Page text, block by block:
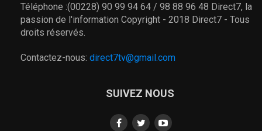
Téléphone :(00228) 90 99 94 64 / 98 88 96 48 Direct7, la
passion de l'information Copyright - 2018 Direct7 - Tous
droits réservés.
Contactez-nous: direct7tv@gmail.com
SUIVEZ NOUS